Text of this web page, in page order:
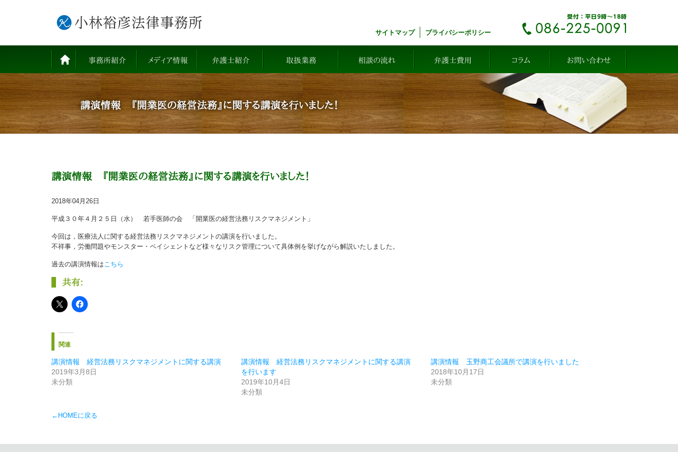
サイトマップ プライバシーポリシー
事務所紹介 メディア情報 弁護士紹介 取扱業務 相談の流れ 弁護士費用 コラム お問い合わせ
講演情報 『開業医の経営法務』に関する講演を行いました！
講演情報 『開業医の経営法務』に関する講演を行いました！
2018年04月26日
平成３０年４月２５日（水） 若手医師の会 「開業医の経営法務リスクマネジメント」
今回は，医療法人に関する経営法務リスクマネジメントの講演を行いました。
不祥事，労働問題やモンスター・ペイシェントなど様々なリスク管理について具体例を挙げながら解説いたしました。
過去の講演情報は こちら
共有:
関連
講演情報 経営法務リスクマネジメントに関する講演
2019年3月8日
未分類
講演情報 経営法務リスクマネジメントに関する講演
を行います
2019年10月4日
未分類
講演情報 玉野商工会議所で講演を行いました
2018年10月17日
未分類
←HOMEに戻る